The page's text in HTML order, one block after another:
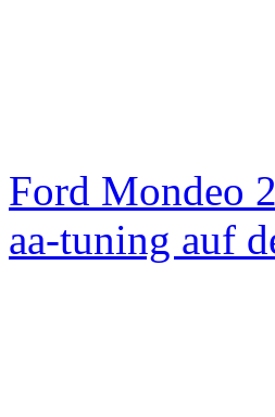
Ford Mondeo
aa-tuning auf